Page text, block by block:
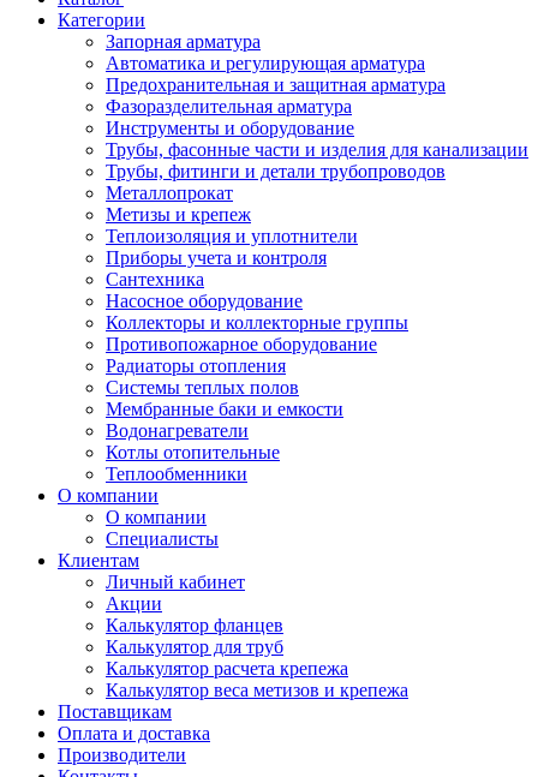
Категории
Запорная арматура
Автоматика и регулирующая арматура
Предохранительная и защитная арматура
Фазоразделительная арматура
Инструменты и оборудование
Трубы, фасонные части и изделия для канализации
Трубы, фитинги и детали трубопроводов
Металлопрокат
Метизы и крепеж
Теплоизоляция и уплотнители
Приборы учета и контроля
Сантехника
Насосное оборудование
Коллекторы и коллекторные группы
Противопожарное оборудование
Радиаторы отопления
Системы теплых полов
Мембранные баки и емкости
Водонагреватели
Котлы отопительные
Теплообменники
О компании
О компании
Специалисты
Клиентам
Личный кабинет
Акции
Калькулятор фланцев
Калькулятор для труб
Калькулятор расчета крепежа
Калькулятор веса метизов и крепежа
Поставщикам
Оплата и доставка
Производители